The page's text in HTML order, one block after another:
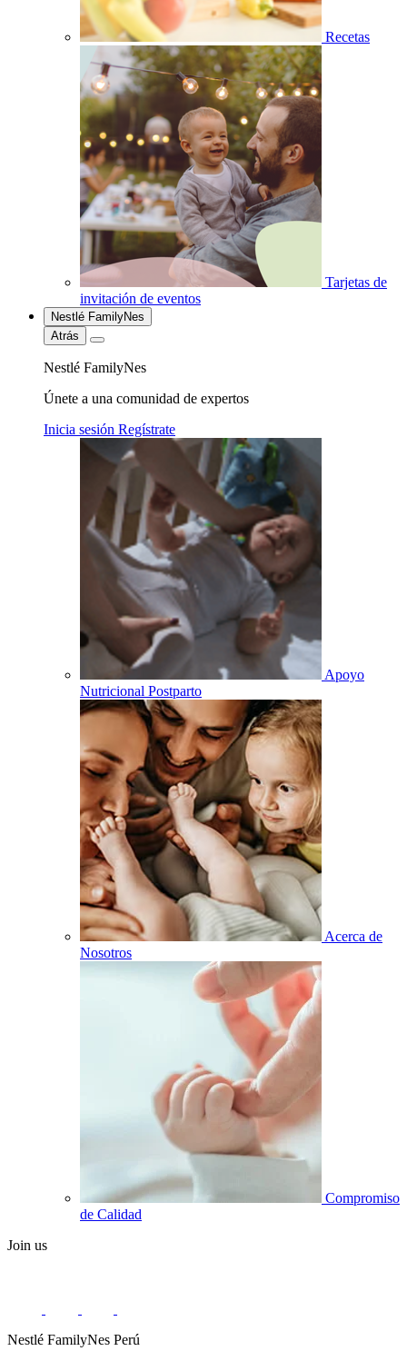
Recetas
Tarjetas de
invitación de eventos
Nestlé FamilyNes
Atrás
Nestlé FamilyNes
Únete a una comunidad de expertos
Inicia sesión Regístrate
Apoyo
Nutricional Postparto
Acerca de
Nosotros
Compromiso
de Calidad
Join us
Nestlé FamilyNes Perú